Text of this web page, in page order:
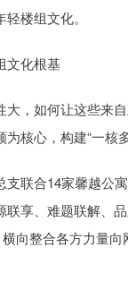
楼组文化。
文化根基
大，如何让这些来
核心，构建“一核
支联合14家馨越公
联享、难题联解、
向整合各方力量